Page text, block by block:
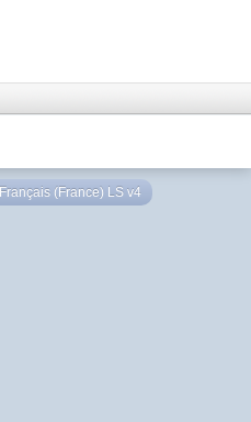
Français (France) LS v4